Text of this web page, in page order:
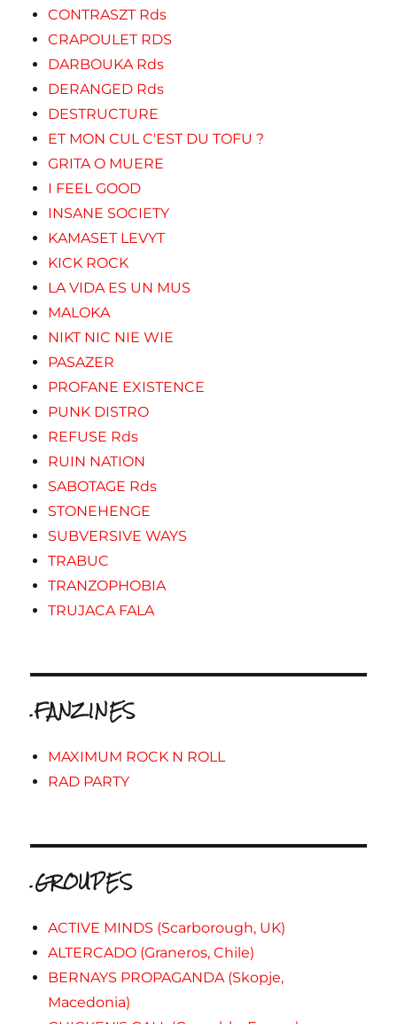
CONTRASZT Rds
CRAPOULET RDS
DARBOUKA Rds
DERANGED Rds
DESTRUCTURE
ET MON CUL C'EST DU TOFU ?
GRITA O MUERE
I FEEL GOOD
INSANE SOCIETY
KAMASET LEVYT
KICK ROCK
LA VIDA ES UN MUS
MALOKA
NIKT NIC NIE WIE
PASAZER
PROFANE EXISTENCE
PUNK DISTRO
REFUSE Rds
RUIN NATION
SABOTAGE Rds
STONEHENGE
SUBVERSIVE WAYS
TRABUC
TRANZOPHOBIA
TRUJACA FALA
.FANZINES
MAXIMUM ROCK N ROLL
RAD PARTY
.GROUPES
ACTIVE MINDS (Scarborough, UK)
ALTERCADO (Graneros, Chile)
BERNAYS PROPAGANDA (Skopje,
Macedonia)